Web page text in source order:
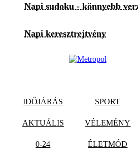
Napi sudoku - könnyebb
Napi keresztrejtvény
IDŐJÁRÁS SPORT
AKTUÁLIS VÉLEMÉNY
0-24 ÉLETMÓD